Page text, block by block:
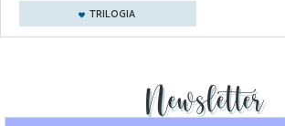
TRILOGIA
Newsletter